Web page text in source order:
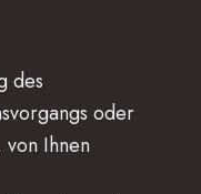
des
oder
Ihnen